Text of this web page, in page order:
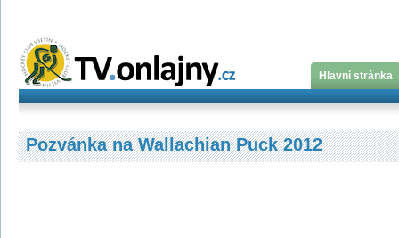
Hlavní stránka
Pozvánka na Wallachian Puck 2012